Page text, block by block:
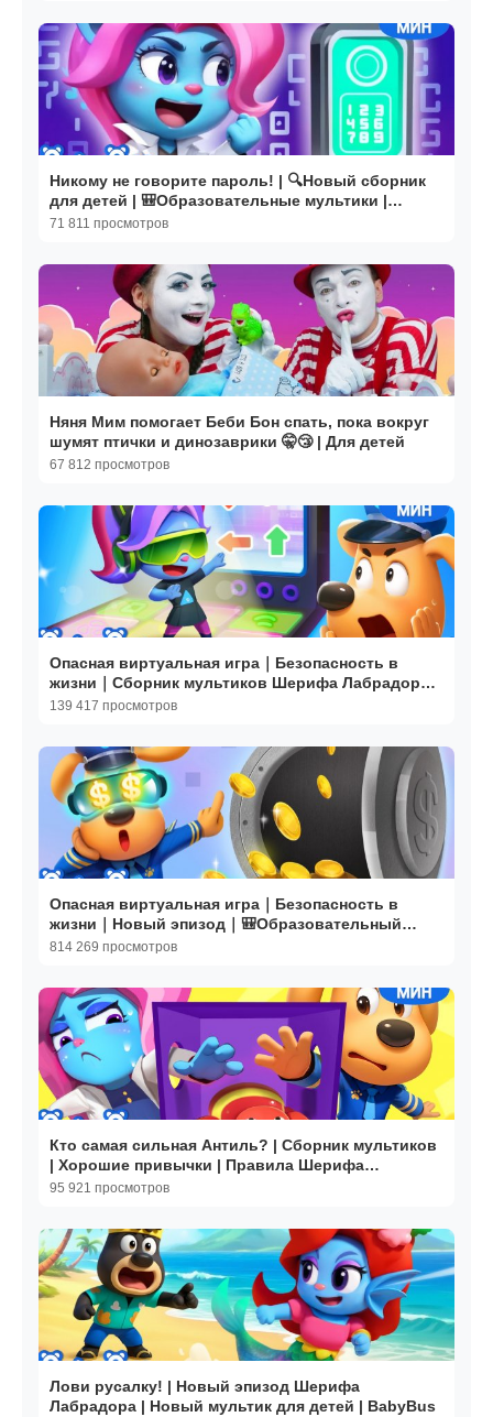
Никому не говорите пароль! | 🔍Новый сборник
для детей | 🎒Образовательные мультики |
BabyBus
71 811 просмотров
Няня Мим помогает Беби Бон спать, пока вокруг
шумят птички и динозаврики 🤫😴 | Для детей
67 812 просмотров
Опасная виртуальная игра｜Безопасность в
жизни｜Сборник мультиков Шерифа Лабрадора |
BabyBus
139 417 просмотров
Опасная виртуальная игра｜Безопасность в
жизни｜Новый эпизод｜🎒Образовательный
мультик｜BabyBus
814 269 просмотров
Кто самая сильная Антиль? | Сборник мультиков
| Хорошие привычки | Правила Шерифа
Лабрадора｜BabyBus
95 921 просмотров
Лови русалку! | Новый эпизод Шерифа
Лабрадора | Новый мультик для детей | BabyBus